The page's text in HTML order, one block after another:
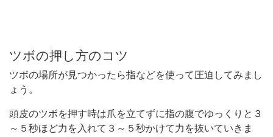
ツボの押し方のコツ
ツボの場所が見つかったら指などを使って圧迫してみまし
ょう。
頭皮のツボを押す時は爪を立てずに指の腹でゆっくりと３
～５秒ほど力を入れて３～５秒かけて力を抜いていきま